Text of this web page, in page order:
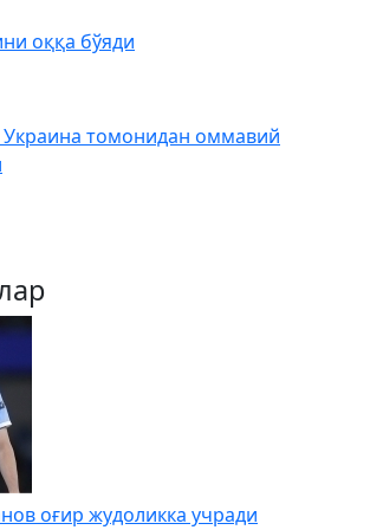
оққа бўяди
Украина томонидан оммавий
оғир жудоликка учради